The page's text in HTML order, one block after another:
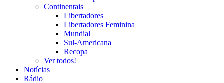
Continentais
Libertadores
Libertadores Feminina
Mundial
Sul-Americana
Recopa
Ver todos!
Notícias
Rádio